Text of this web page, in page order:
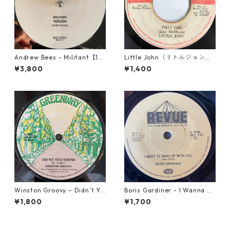
Andrew Bees ‎- Militant【12-
50066】
¥3,800
Little John（リトルジョン）
- That Girl 【7-20045】
¥1,400
Winston Groovy – Didn’t Yo
u Know【7-21811】
¥1,800
Boris Gardiner - I Wanna W
ake Up With You【7-2192
4】
¥1,700